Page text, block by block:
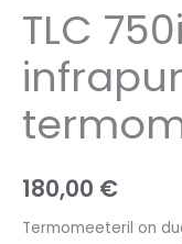
TLC 750i
180,00 €
Termomeeteril on